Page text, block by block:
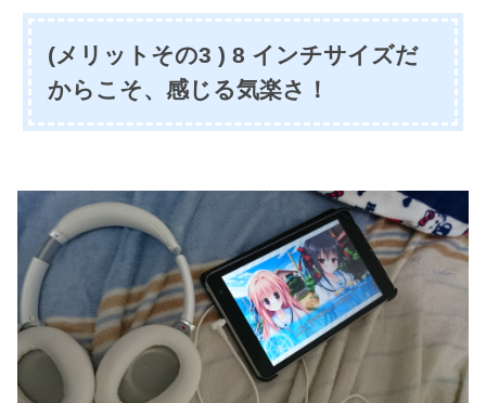
(メリットその3 ) 8 インチサイズだ
からこそ、感じる気楽さ！